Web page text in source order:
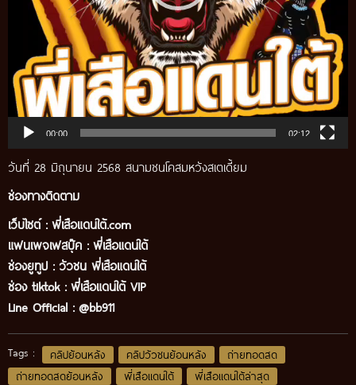
00:00 02:12
วันที่ 28 มิถุนายน 2568 สนามชนโคสมหวังสเตเดี้ยม
ช่องทางติดตาม
เว็บไซต์ : พี่เสือแดนใต้.com
แฟนเพจเฟสบุ๊ค : พี่เสือแดนใต้
ช่องยูทูป : วัวชน พี่เสือแดนใต้
ช่อง tiktok : พี่เสือแดนใต้ VIP
Line Official : @bb911
Tags : คลิปย้อนหลัง คลิปวัวชนย้อนหลัง
ถ่ายทอดสด
ถ่ายทอดสดย้อนหลัง
พี่เสือแดนใต้
พี่เสือแดนใต้ล่าสุด